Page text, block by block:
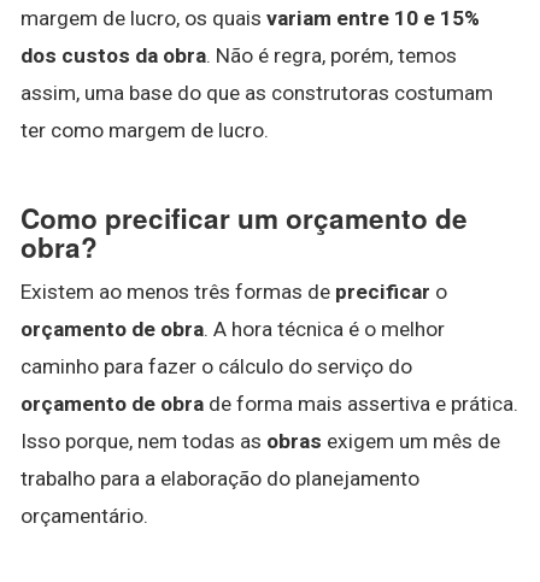
margem de lucro, os quais variam entre 10 e 15%
dos custos da obra. Não é regra, porém, temos
assim, uma base do que as construtoras costumam
ter como margem de lucro.
Como precificar um orçamento de
obra?
Existem ao menos três formas de precificar o
orçamento de obra. A hora técnica é o melhor
caminho para fazer o cálculo do serviço do
orçamento de obra de forma mais assertiva e prática.
Isso porque, nem todas as obras exigem um mês de
trabalho para a elaboração do planejamento
orçamentário.